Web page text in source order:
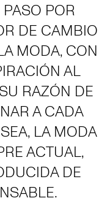
POR
DE CAMBIO
MODA, CON
AL
RAZÓN DE
A CADA
LA MODA
ACTUAL,
DE